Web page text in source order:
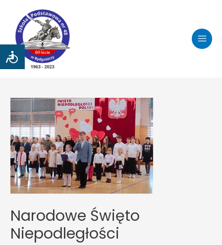
Narodowe Święto
Niepodległości